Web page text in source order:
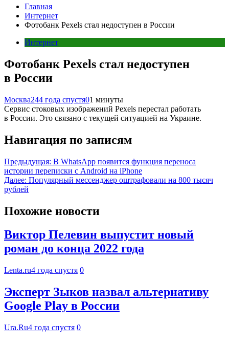
Главная
Интернет
Фотобанк Pexels стал недоступен в России
Интернет
Фотобанк Pexels стал недоступен
в России
Москва244 года спустя01 минуты
Сервис стоковых изображений Pexels перестал работать
в России. Это связано с текущей ситуацией на Украине.
Навигация по записям
Предыдущая: В WhatsApp появится функция переноса
истории переписки с Android на iPhone
Далее: Популярный мессенджер оштрафовали на 800 тысяч
рублей
Похожие новости
Виктор Пелевин выпустит новый
роман до конца 2022 года
Lenta.ru4 года спустя 0
Эксперт Зыков назвал альтернативу
Google Play в России
Ura.Ru4 года спустя 0